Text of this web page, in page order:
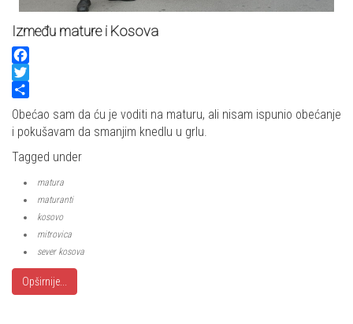
Između mature i Kosova
Facebook
Twitter
Share
Obećao sam da ću je voditi na maturu, ali nisam ispunio obećanje
i pokušavam da smanjim knedlu u grlu.
Tagged under
matura
maturanti
kosovo
mitrovica
sever kosova
Opširnije...